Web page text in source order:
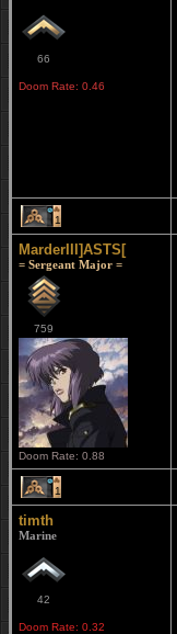
66
Doom Rate: 0.46
1
MarderIII]ASTS[
= Sergeant Major =
759
Doom Rate: 0.88
1
timth
Marine
42
Doom Rate: 0.32